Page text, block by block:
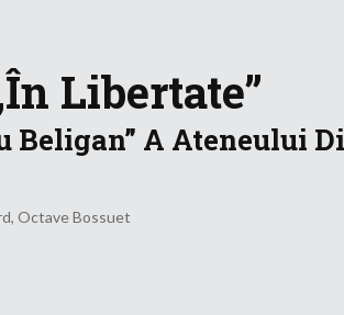
Libertate”
Beligan” A Ateneului
Octave Bossuet